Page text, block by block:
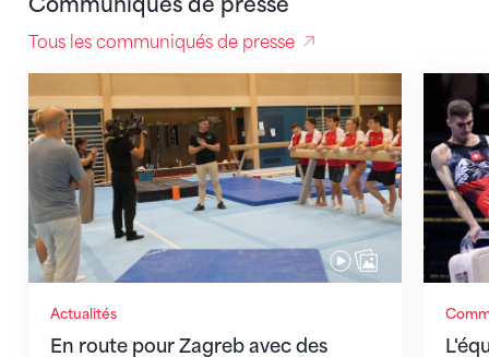
Tous les communiqués de presse
Actualités
En route pour Zagreb avec des